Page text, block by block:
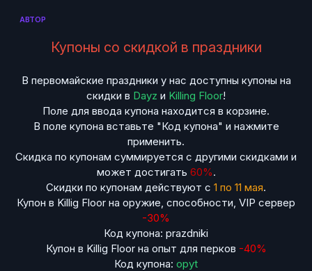
АВТОР
Купоны со скидкой в праздники
В первомайские праздники у нас доступны купоны на
скидки в Dayz и Killing Floor!
Поле для ввода купона находится в корзине.
В поле купона вставьте "Код купона" и нажмите
применить.
Скидка по купонам суммируется с другими скидками и
может достигать 60%.
Скидки по купонам действуют с 1 по 11 мая.
Купон в Killig Floor на оружие, способности, VIP сервер
-30%
Код купона: prazdniki
Купон в Killig Floor на опыт для перков -40%
Код купона: opyt